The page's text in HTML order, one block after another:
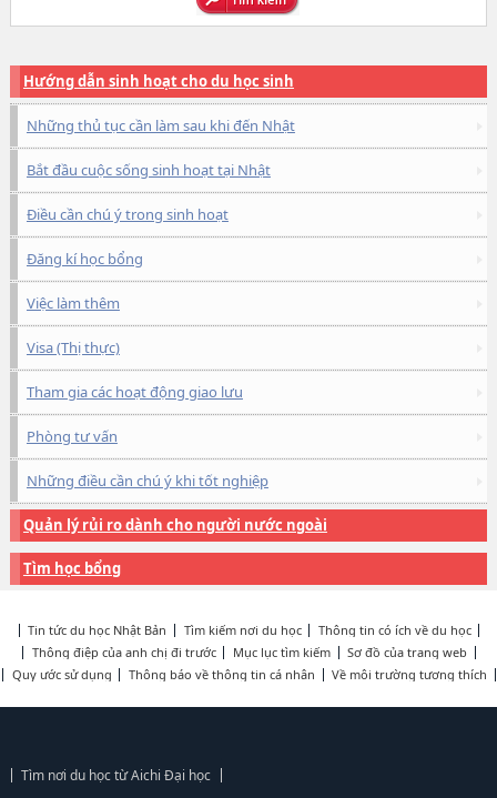
Hướng dẫn sinh hoạt cho du học sinh
Những thủ tục cần làm sau khi đến Nhật
Bắt đầu cuộc sống sinh hoạt tại Nhật
Điều cần chú ý trong sinh hoạt
Đăng kí học bổng
Việc làm thêm
Visa (Thị thực)
Tham gia các hoạt động giao lưu
Phòng tư vấn
Những điều cần chú ý khi tốt nghiệp
Quản lý rủi ro dành cho người nước ngoài
Tìm học bổng
Tin tức du học Nhật Bản Tìm kiếm nơi du học
Thông tin có ích về du học
Thông điệp của anh chị đi trước
Mục lục tìm kiếm
Sơ đồ của trang web
Quy ước sử dụng
Thông báo về thông tin cá nhân Về môi trường tương thích
Tìm nơi du học từ Aichi Đại học